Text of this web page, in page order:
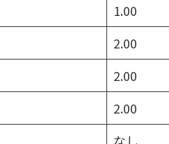
1.00
2.00
2.00
2.00